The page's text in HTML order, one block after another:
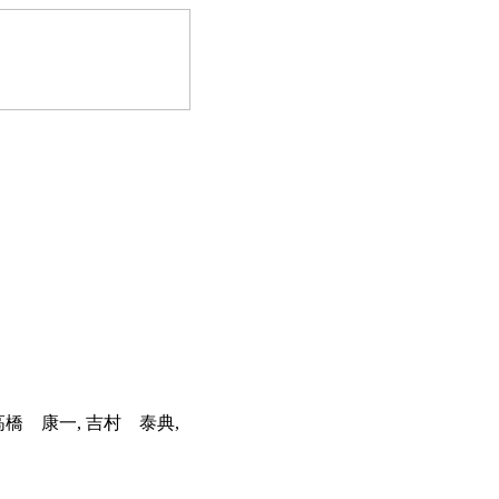
橋 康一, 吉村 泰典,